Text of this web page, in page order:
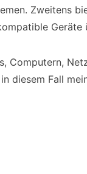
Zweitens
Geräte
Computern,
diesem Fall